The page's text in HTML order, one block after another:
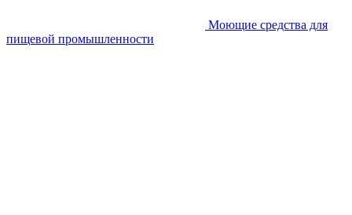
Моющие средства для
пищевой промышленности